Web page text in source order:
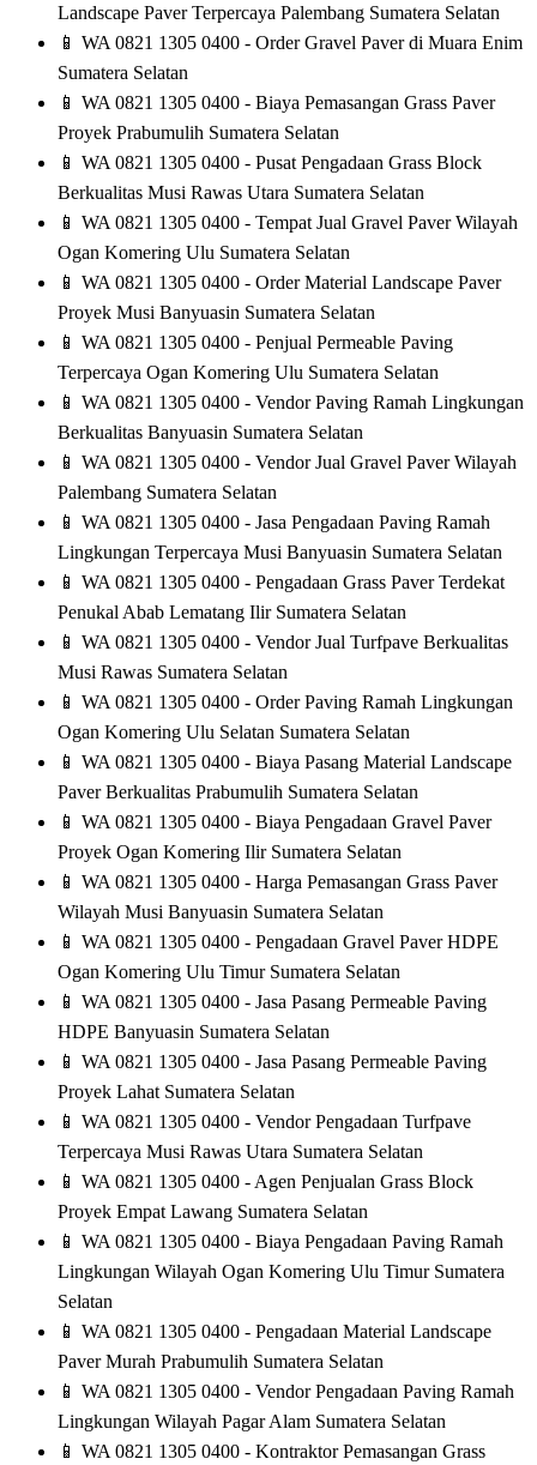
Landscape Paver Terpercaya Palembang Sumatera Selatan
📱 WA 0821 1305 0400 - Order Gravel Paver di Muara Enim
Sumatera Selatan
📱 WA 0821 1305 0400 - Biaya Pemasangan Grass Paver
Proyek Prabumulih Sumatera Selatan
📱 WA 0821 1305 0400 - Pusat Pengadaan Grass Block
Berkualitas Musi Rawas Utara Sumatera Selatan
📱 WA 0821 1305 0400 - Tempat Jual Gravel Paver Wilayah
Ogan Komering Ulu Sumatera Selatan
📱 WA 0821 1305 0400 - Order Material Landscape Paver
Proyek Musi Banyuasin Sumatera Selatan
📱 WA 0821 1305 0400 - Penjual Permeable Paving
Terpercaya Ogan Komering Ulu Sumatera Selatan
📱 WA 0821 1305 0400 - Vendor Paving Ramah Lingkungan
Berkualitas Banyuasin Sumatera Selatan
📱 WA 0821 1305 0400 - Vendor Jual Gravel Paver Wilayah
Palembang Sumatera Selatan
📱 WA 0821 1305 0400 - Jasa Pengadaan Paving Ramah
Lingkungan Terpercaya Musi Banyuasin Sumatera Selatan
📱 WA 0821 1305 0400 - Pengadaan Grass Paver Terdekat
Penukal Abab Lematang Ilir Sumatera Selatan
📱 WA 0821 1305 0400 - Vendor Jual Turfpave Berkualitas
Musi Rawas Sumatera Selatan
📱 WA 0821 1305 0400 - Order Paving Ramah Lingkungan
Ogan Komering Ulu Selatan Sumatera Selatan
📱 WA 0821 1305 0400 - Biaya Pasang Material Landscape
Paver Berkualitas Prabumulih Sumatera Selatan
📱 WA 0821 1305 0400 - Biaya Pengadaan Gravel Paver
Proyek Ogan Komering Ilir Sumatera Selatan
📱 WA 0821 1305 0400 - Harga Pemasangan Grass Paver
Wilayah Musi Banyuasin Sumatera Selatan
📱 WA 0821 1305 0400 - Pengadaan Gravel Paver HDPE
Ogan Komering Ulu Timur Sumatera Selatan
📱 WA 0821 1305 0400 - Jasa Pasang Permeable Paving
HDPE Banyuasin Sumatera Selatan
📱 WA 0821 1305 0400 - Jasa Pasang Permeable Paving
Proyek Lahat Sumatera Selatan
📱 WA 0821 1305 0400 - Vendor Pengadaan Turfpave
Terpercaya Musi Rawas Utara Sumatera Selatan
📱 WA 0821 1305 0400 - Agen Penjualan Grass Block
Proyek Empat Lawang Sumatera Selatan
📱 WA 0821 1305 0400 - Biaya Pengadaan Paving Ramah
Lingkungan Wilayah Ogan Komering Ulu Timur Sumatera
Selatan
📱 WA 0821 1305 0400 - Pengadaan Material Landscape
Paver Murah Prabumulih Sumatera Selatan
📱 WA 0821 1305 0400 - Vendor Pengadaan Paving Ramah
Lingkungan Wilayah Pagar Alam Sumatera Selatan
📱 WA 0821 1305 0400 - Kontraktor Pemasangan Grass